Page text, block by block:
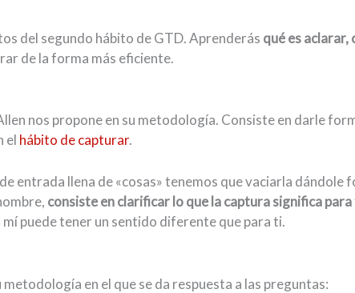
del segundo hábito de GTD. Aprenderás qué es aclarar,
de la forma más eficiente.
nos propone en su metodología. Consiste en darle
el hábito de capturar.
entrada llena de «cosas» tenemos que vaciarla dándole
consiste en clarificar lo que la captura significa
puede tener un sentido diferente que para ti.
en el que se da respuesta a las preguntas: